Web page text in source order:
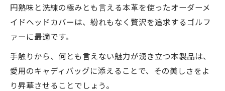
円熟味と洗練の極みとも言える本革を使ったオーダーメ
イドヘッドカバーは、紛れもなく贅沢を追求するゴルフ
ァーに最適です。
手触りから、何とも言えない魅力が湧き立つ本製品は、
愛用のキャディバッグに添えることで、その美しさをよ
り昇華させることでしょう。